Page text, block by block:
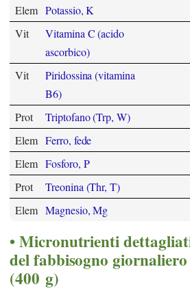
Elem Potassio, K
Vit
Vitamina C (acido
ascorbico)
Vit
Piridossina (vitamina
B6)
Prot Triptofano (Trp, W)
Elem Ferro, fede
Elem Fosforo, P
Prot
Treonina (Thr, T)
Elem Magnesio, Mg
Micronutrienti
del fabbisogno
(400 g)